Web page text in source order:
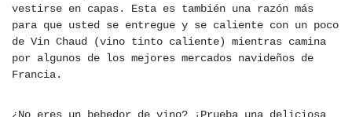
vestirse en capas. Esta es también una razón más
para que usted se entregue y se caliente con un poco
de Vin Chaud (vino tinto caliente) mientras camina
por algunos de los mejores mercados navideños de
Francia.